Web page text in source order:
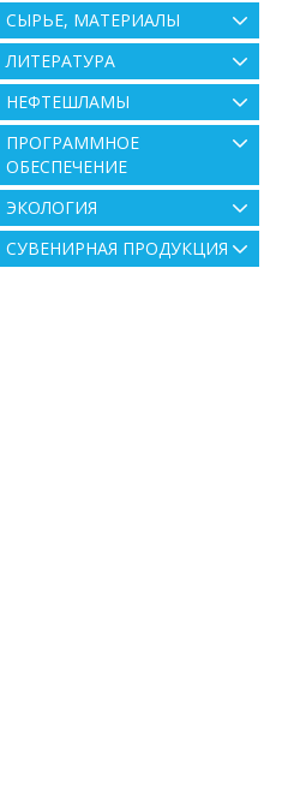
СЫРЬЕ, МАТЕРИАЛЫ
ЛИТЕРАТУРА
НЕФТЕШЛАМЫ
ПРОГРАММНОЕ
ОБЕСПЕЧЕНИЕ
ЭКОЛОГИЯ
СУВЕНИРНАЯ ПРОДУКЦИЯ